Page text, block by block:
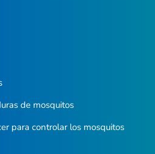
de mosquitos
para controlar los mosquitos